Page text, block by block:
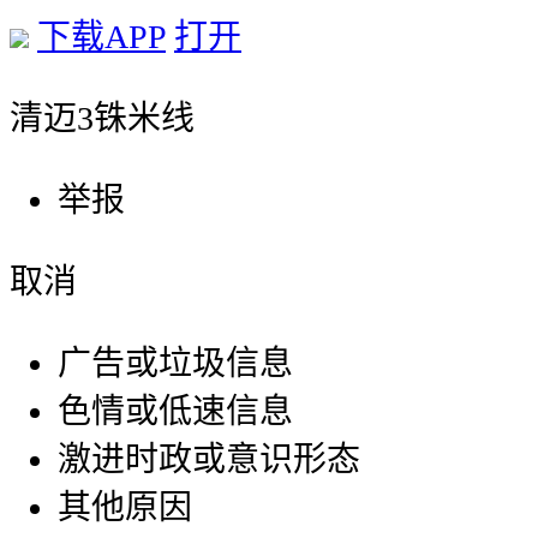
下载APP 打开
清迈3铢米线
举报
取消
广告或垃圾信息
色情或低速信息
激进时政或意识形态
其他原因